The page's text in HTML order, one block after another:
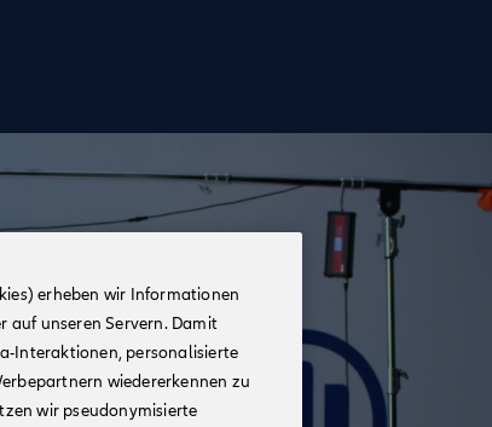
erheben wir Informationen
auf unseren Servern. Damit
Interaktionen, personalisierte
wiedererkennen zu
wir pseudonymisierte